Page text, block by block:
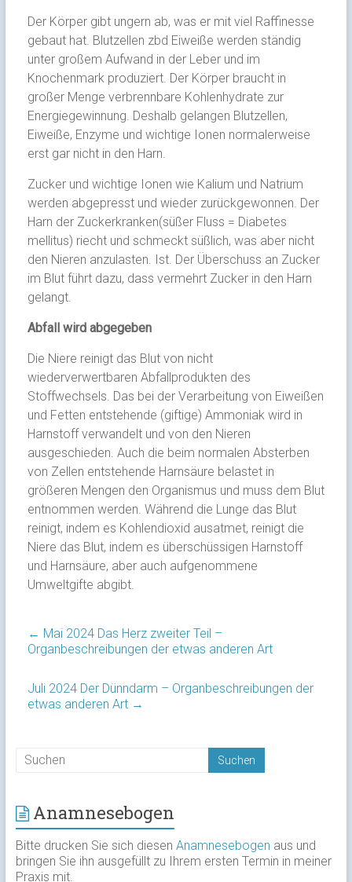
Der Körper gibt ungern ab, was er mit viel Raffinesse
gebaut hat. Blutzellen zbd Eiweiße werden ständig
unter großem Aufwand in der Leber und im
Knochenmark produziert. Der Körper braucht in
großer Menge verbrennbare Kohlenhydrate zur
Energiegewinnung. Deshalb gelangen Blutzellen,
Eiweiße, Enzyme und wichtige Ionen normalerweise
erst gar nicht in den Harn.
Zucker und wichtige Ionen wie Kalium und Natrium
werden abgepresst und wieder zurückgewonnen. Der
Harn der Zuckerkranken(süßer Fluss = Diabetes
mellitus) riecht und schmeckt süßlich, was aber nicht
den Nieren anzulasten. Ist. Der Überschuss an Zucker
im Blut führt dazu, dass vermehrt Zucker in den Harn
gelangt.
Abfall wird abgegeben
Die Niere reinigt das Blut von nicht
wiederverwertbaren Abfallprodukten des
Stoffwechsels. Das bei der Verarbeitung von Eiweißen
und Fetten entstehende (giftige) Ammoniak wird in
Harnstoff verwandelt und von den Nieren
ausgeschieden. Auch die beim normalen Absterben
von Zellen entstehende Harnsäure belastet in
größeren Mengen den Organismus und muss dem Blut
entnommen werden. Während die Lunge das Blut
reinigt, indem es Kohlendioxid ausatmet, reinigt die
Niere das Blut, indem es überschüssigen Harnstoff
und Harnsäure, aber auch aufgenommene
Umweltgifte abgibt.
← Mai 2024 Das Herz zweiter Teil –
Organbeschreibungen der etwas anderen Art
Juli 2024 Der Dünndarm – Organbeschreibungen der
etwas anderen Art →
Anamnesebogen
Bitte drucken Sie sich diesen Anamnesebogen aus und
bringen Sie ihn ausgefüllt zu Ihrem ersten Termin in meiner
Praxis mit.